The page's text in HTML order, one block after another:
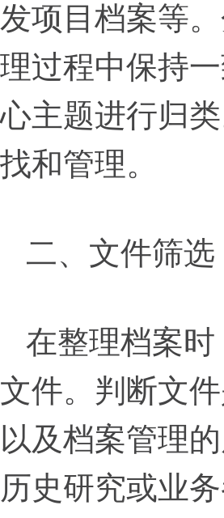
发项目档案等
理过程中保持
心主题进行归
找和管理。
二、文件筛选
在整理档案
文件。判断文
以及档案管理
历史研究或业